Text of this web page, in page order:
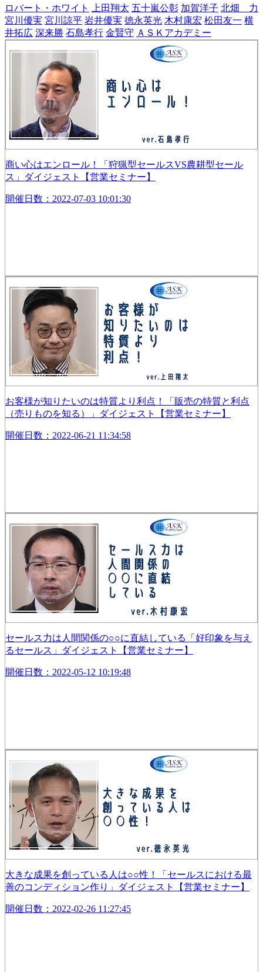
ロバート・ホワイト 上田翔太 五十嵐公彰 加賀洋子 北畑 力
宮川優実 宮川諒平 岩井優実 徳永英光 木村康宏 松田友一 横
井拓広 深来勝 石島孝行 金賢守 ＡＳＫアカデミー
商い心はエンロール！「狩猟型セールスVS農耕型セール
ス」ダイジェスト【営業セミナー】
開催日数：2022-07-03 10:01:30
お客様が知りたいのは特質より利点！「販売の特質と利点
（売りものを知る）」ダイジェスト【営業セミナー】
開催日数：2022-06-21 11:34:58
セールス力は人間関係の○○に直結している「好印象を与え
るセールス」ダイジェスト【営業セミナー】
開催日数：2022-05-12 10:19:48
大きな成果を創っている人は○○性！「セールスにおける最
善のコンディション作り」ダイジェスト【営業セミナー】
開催日数：2022-02-26 11:27:45